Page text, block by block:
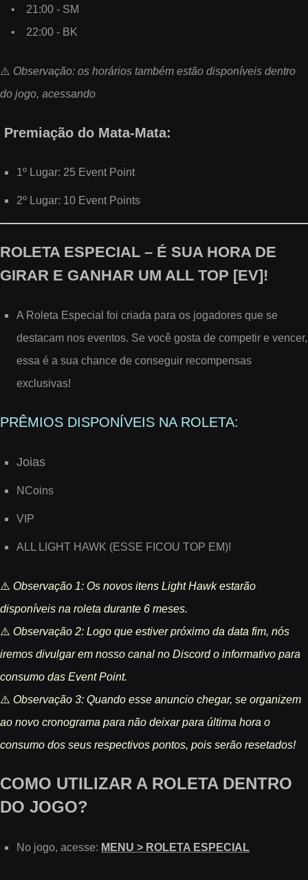
• 21:00 - SM
• 22:00 - BK
⚠️ Observação: os horários também estão disponíveis dentro
do jogo, acessando
Premiação do Mata-Mata:
1º Lugar: 25 Event Point
2º Lugar: 10 Event Points
ROLETA ESPECIAL – É SUA HORA DE
GIRAR E GANHAR UM ALL TOP [EV]!
A Roleta Especial foi criada para os jogadores que se
destacam nos eventos. Se você gosta de competir e vencer,
essa é a sua chance de conseguir recompensas
exclusivas!
PRÊMIOS DISPONÍVEIS NA ROLETA:
Joias
NCoins
VIP
ALL LIGHT HAWK (ESSE FICOU TOP EM)!
⚠️ Observação 1: Os novos itens Light Hawk estarão
disponíveis na roleta durante 6 meses.
⚠️ Observação 2: Logo que estiver próximo da data fim, nós
iremos divulgar em nosso canal no Discord o informativo para
consumo das Event Point.
⚠️ Observação 3: Quando esse anuncio chegar, se organizem
ao novo cronograma para não deixar para última hora o
consumo dos seus respectivos pontos, pois serão resetados!
COMO UTILIZAR A ROLETA DENTRO
DO JOGO?
No jogo, acesse: MENU > ROLETA ESPECIAL